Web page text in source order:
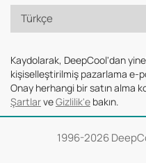
Türkçe
Kaydolarak, DeepCool'dan
kişiselleştirilmiş pazarlama e-
Onay herhangi bir satın alma
ŞartlarveGizlilik'e bakın.
1996-2026